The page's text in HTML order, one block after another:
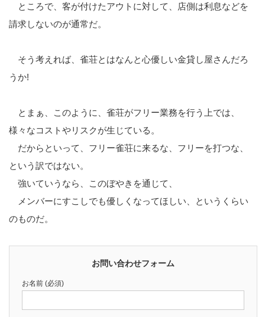
ところで、客が付けたアウトに対して、店側は利息などを
請求しないのが通常だ。
そう考えれば、雀荘とはなんと心優しい金貸し屋さんだろ
うか!
とまぁ、このように、雀荘がフリー業務を行う上では、
様々なコストやリスクが生じている。
だからといって、フリー雀荘に来るな、フリーを打つな、
という訳ではない。
強いていうなら、このぼやきを通じて、
メンバーにすこしでも優しくなってほしい、というくらい
のものだ。
お問い合わせフォーム
お名前 (必須)